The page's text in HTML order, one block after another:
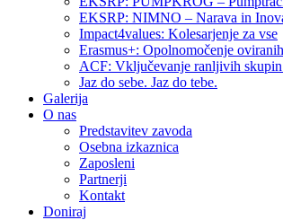
EKSRP: NIMNO – Narava in
Impact4values: Kolesarjenje za vse
Erasmus+: Opolnomočenje
ACF: Vključevanje ranljivih
Jaz do sebe. Jaz do tebe.
Galerija
O nas
Predstavitev zavoda
Osebna izkaznica
Zaposleni
Partnerji
Kontakt
Doniraj